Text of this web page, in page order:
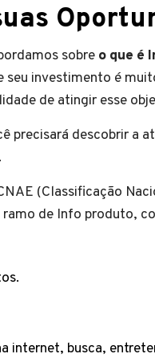
sobre o que é
investimento é
de atingir esse
precisará descobrir a
(Classificação
de Info produto,
internet, busca,